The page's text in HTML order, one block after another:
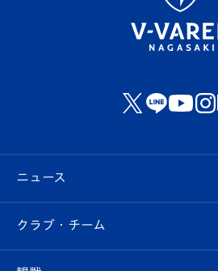
ニュース
すべて
クラブ・チーム